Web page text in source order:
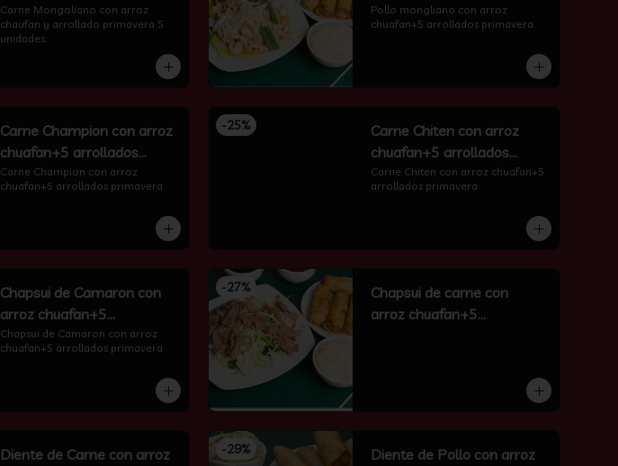
arrollados primavera
Carne Mongoliano con arroz
chaufan y arrollado primavera 5
unidades.
primavera
Pollo mongliano con arroz
chuafan+5 arrollados primavera
Carne Champion con arroz
chuafan+5 arrollados
primavera
Carne Champion con arroz
chuafan+5 arrollados primavera
-25%
Carne Chiten con arroz
chuafan+5 arrollados
primavera
Carne Chiten con arroz chuafan+5
arrollados primavera
Chapsui de Camaron con
arroz chuafan+5
arrollados primavera
Chapsui de Camaron con arroz
chuafan+5 arrollados primavera
-27%
Chapsui de carne con
arroz chuafan+5
Diente de Carne con arroz -29% Diente de Pollo con arroz